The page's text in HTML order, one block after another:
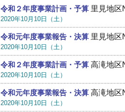
令和２年度事業計画・予算 里見地区
2020年10月10日（土）
令和元年度事業報告・決算 里見地区
2020年10月10日（土）
令和２年度事業計画・予算 高滝地区
2020年10月10日（土）
令和元年度事業報告・決算 高滝地区
2020年10月10日（土）